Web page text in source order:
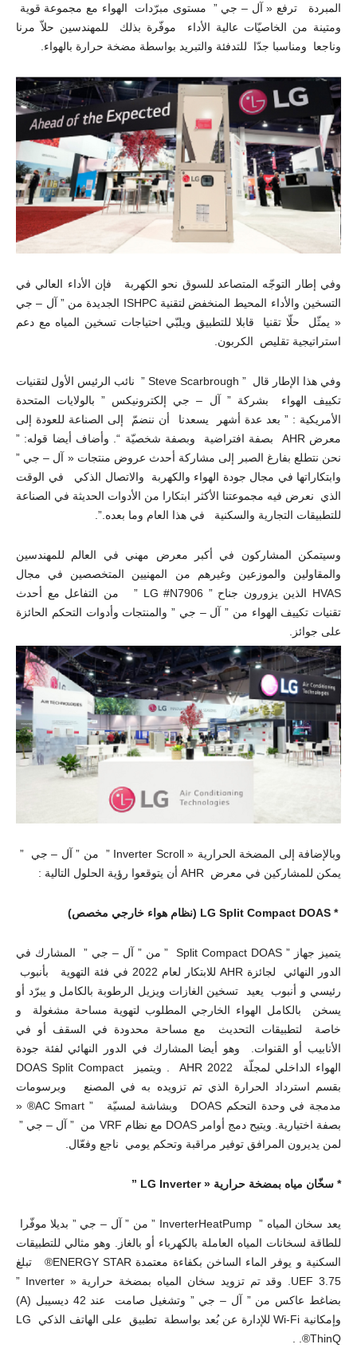
المبردة ترفع « آل – جي ” مستوى مبرّدات الهواء مع مجموعة قوية
ومتينة من الخاصيّات عالية الأداء موفّرة بذلك للمهندسين حلاّ مرنا
وناجعا ومناسبا جدّا للتدفئة والتبريد بواسطة مضخة حرارة بالهواء.
وفي إطار التوجّه المتصاعد للسوق نحو الكهربة فإن الأداء العالي في
التسخين والأداء المحيط المنخفض لتقنية ISHPC الجديدة من ” آل – جي
« يمثّل حلّا تقنيا قابلا للتطبيق ويلبّي احتياجات تسخين المياه مع دعم
استراتيجية تقليص الكربون.
وفي هذا الإطار قال ” Steve Scarbrough ” نائب الرئيس الأول لتقنيات
تكييف الهواء بشركة ” آل – جي إلكترونيكس ” بالولايات المتحدة
الأمريكية : ” بعد عدة أشهر يسعدنا أن ننضمّ إلى الصناعة للعودة إلى
معرض AHR بصفة افتراضية وبصفة شخصيّة “. وأضاف أيضا قوله: ”
نحن نتطلع بفارغ الصبر إلى مشاركة أحدث عروض منتجات « آل – جي ”
وابتكاراتها في مجال جودة الهواء والكهربة والاتصال الذكي في الوقت
الذي نعرض فيه مجموعتنا الأكثر ابتكارا من الأدوات الحديثة في الصناعة
للتطبيقات التجارية والسكنية في هذا العام وما بعده.”.
وسيتمكن المشاركون في أكبر معرض مهني في العالم للمهندسين
والمقاولين والموزعين وغيرهم من المهنيين المتخصصين في مجال
HVAS الذين يزورون جناح ” LG #N7906 ” من التفاعل مع أحدث
تقنيات تكييف الهواء من ” آل – جي ” والمنتجات وأدوات التحكم الحائزة
على جوائز.
وبالإضافة إلى المضخة الحرارية « Inverter Scroll ” من ” آل – جي ”
يمكن للمشاركين في معرض AHR أن يتوقعوا رؤية الحلول التالية :
*
LG Split Compact DOAS (نظام هواء خارجي مخصص)
يتميز جهاز ” Split Compact DOAS ” من ” آل – جي ” المشارك في
الدور النهائي لجائزة AHR للابتكار لعام 2022 في فئة التهوية بأنبوب
رئيسي و أنبوب يعيد تسخين الغازات ويزيل الرطوبة بالكامل و يبرّد أو
يسخن بالكامل الهواء الخارجي المطلوب لتهوية مساحة مشغولة و
خاصة لتطبيقات التحديث مع مساحة محدودة في السقف أو في
الأنابيب أو القنوات. وهو أيضا المشارك في الدور النهائي لفئة جودة
الهواء الداخلي لمجلّة AHR 2022 . ويتميز DOAS Split Compact
بقسم استرداد الحرارة الذي تم تزويده به في المصنع وبرسومات
مدمجة في وحدة التحكم DOAS وبشاشة لمسيّة ” AC Smart® «
بصفة اختيارية. ويتيح دمج أوامر DOAS مع نظام VRF من ” آل – جي ”
لمن يديرون المرافق توفير مراقبة وتحكم يومي ناجع وفعّال.
* سخّان مياه بمضخة حرارية «LG Inverter
”
يعد سخان المياه ” InverterHeatPump ” من ” آل – جي ” بديلا موفّرا
للطاقة لسخانات المياه العاملة بالكهرباء أو بالغاز. وهو مثالي للتطبيقات
السكنية و يوفر الماء الساخن بكفاءة معتمدة ENERGY STAR® تبلغ
3.75 UEF. وقد تم تزويد سخان المياه بمضخة حرارية « Inverter ”
بضاغط عاكس من ” آل – جي ” وتشغيل صامت عند 42 ديسيبل (A)
وإمكانية Wi-Fi للإدارة عن بُعد بواسطة تطبيق على الهاتف الذكي LG
ThinQ®. .